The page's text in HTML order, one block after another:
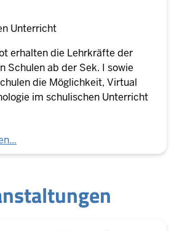
Unterricht
erhalten die Lehrkräfte der
Schulen ab der Sek. I sowie
die Möglichkeit, Virtual
im schulischen Unterricht